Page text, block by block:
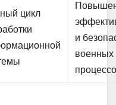
цикл
и
военных